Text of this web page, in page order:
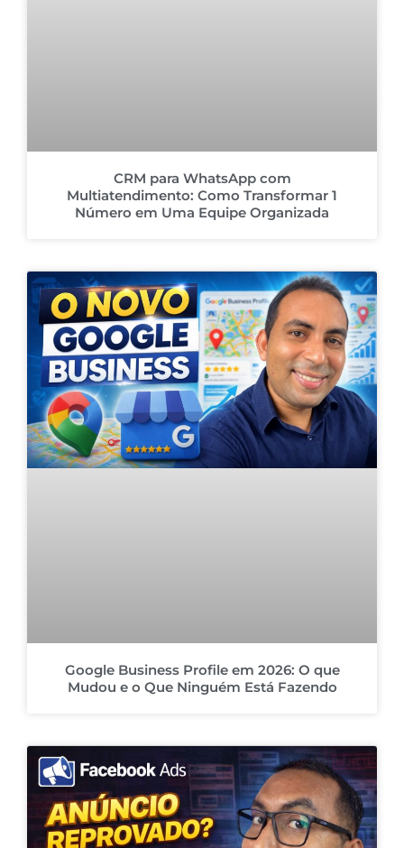
CRM para WhatsApp com
Multiatendimento: Como Transformar 1
Número em Uma Equipe Organizada
Google Business Profile em 2026: O que
Mudou e o Que Ninguém Está Fazendo